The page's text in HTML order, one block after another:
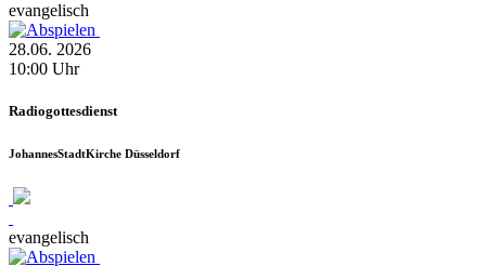
evangelisch
28.06. 2026
10:00 Uhr
Radiogottesdienst
JohannesStadtKirche Düsseldorf
evangelisch